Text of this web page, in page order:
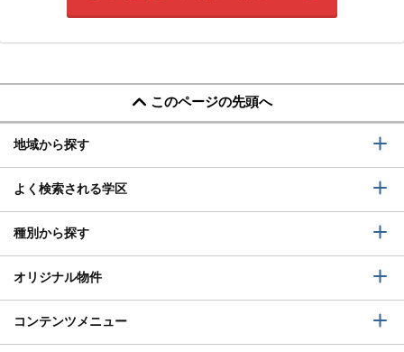
このページの先頭へ
地域から探す
よく検索される学区
種別から探す
オリジナル物件
コンテンツメニュー